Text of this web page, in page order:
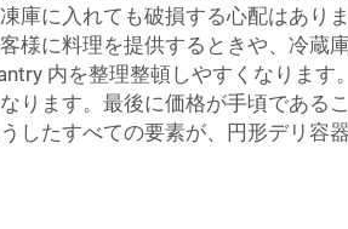
庫に入れても破損する心配はあり
様に料理を提供するときや、冷蔵
内を整理整頓しやすくなります
ります。最後に価格が手頃である
したすべての要素が、円形デリ容